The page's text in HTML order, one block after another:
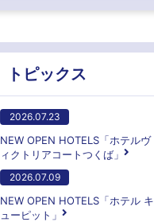
トピックス
2026.07.23
NEW OPEN HOTELS「ホテルヴ
ィクトリアコートつくば」
2026.07.09
NEW OPEN HOTELS「ホテル キ
ューピット」